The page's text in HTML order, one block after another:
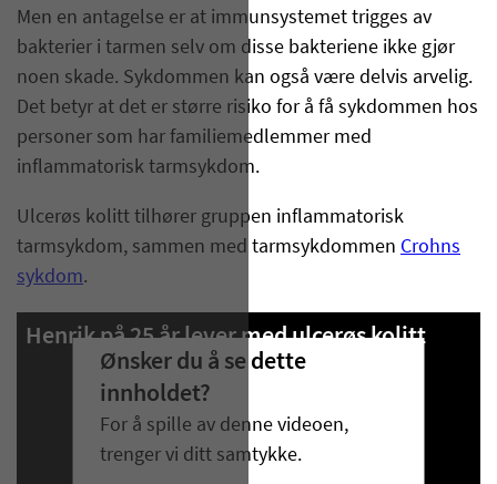
Men en antagelse er at immunsystemet trigges av
bakterier i tarmen selv om disse bakteriene ikke gjør
noen skade. Sykdommen kan også være delvis arvelig.
Det betyr at det er større risiko for å få sykdommen hos
personer som har familiemedlemmer med
inflammatorisk tarmsykdom.
Ulcerøs kolitt tilhører gruppen inflammatorisk
tarmsykdom, sammen med tarmsykdommen Crohns
sykdom.
Henrik på 25 år lever med ulcerøs kolitt
Ønsker du å se dette
innholdet?
For å spille av denne videoen,
trenger vi ditt samtykke.